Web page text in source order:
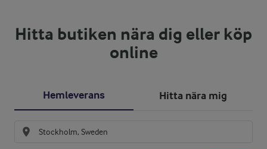
Hitta butiken nära dig eller köp
online
Hemleverans Hitta nära mig